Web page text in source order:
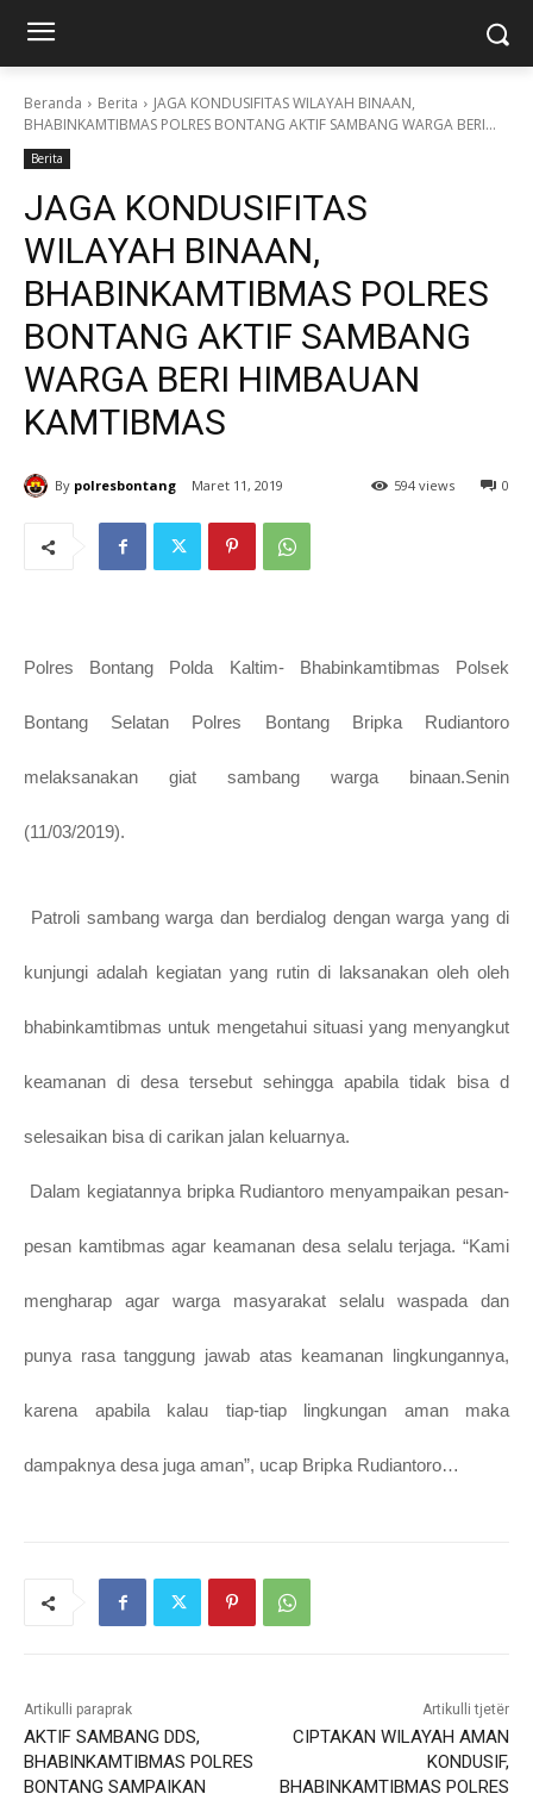
Beranda Berita
JAGA KONDUSIFITAS WILAYAH BINAAN,
BHABINKAMTIBMAS POLRES BONTANG AKTIF SAMBANG WARGA BERI...
Berita
JAGA KONDUSIFITAS
WILAYAH BINAAN,
BHABINKAMTIBMAS POLRES
BONTANG AKTIF SAMBANG
WARGA BERI HIMBAUAN
KAMTIBMAS
By polresbontang Maret 11, 2019 0
594 views
Polres Bontang Polda Kaltim- Bhabinkamtibmas Polsek
Bontang Selatan Polres Bontang Bripka Rudiantoro
melaksanakan giat sambang warga binaan.Senin
(11/03/2019).
Patroli sambang warga dan berdialog dengan warga yang di
kunjungi adalah kegiatan yang rutin di laksanakan oleh oleh
bhabinkamtibmas untuk mengetahui situasi yang menyangkut
keamanan di desa tersebut sehingga apabila tidak bisa d
selesaikan bisa di carikan jalan keluarnya.
Dalam kegiatannya bripka Rudiantoro menyampaikan pesan-
pesan kamtibmas agar keamanan desa selalu terjaga. “Kami
mengharap agar warga masyarakat selalu waspada dan
punya rasa tanggung jawab atas keamanan lingkungannya,
karena apabila kalau tiap-tiap lingkungan aman maka
dampaknya desa juga aman”, ucap Bripka Rudiantoro…
Artikulli paraprak
AKTIF SAMBANG DDS,
BHABINKAMTIBMAS POLRES
BONTANG SAMPAIKAN
Artikulli tjetër
CIPTAKAN WILAYAH AMAN
KONDUSIF,
BHABINKAMTIBMAS POLRES